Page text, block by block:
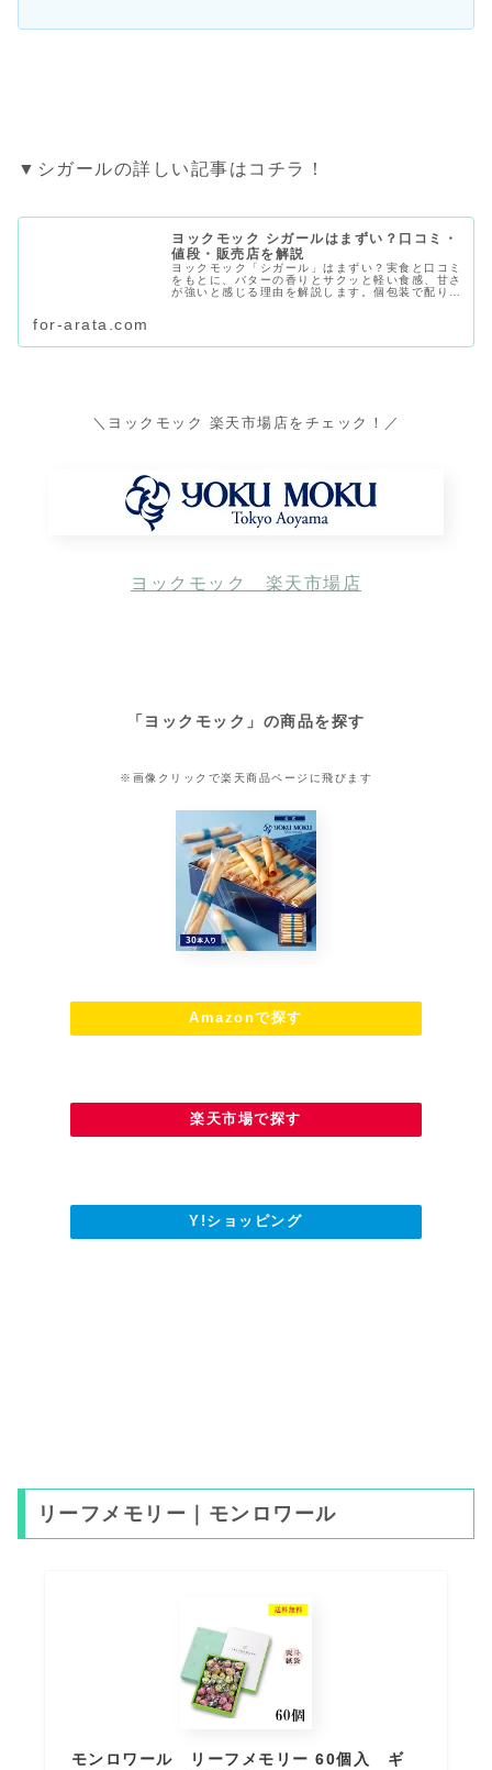
▼シガールの詳しい記事はコチラ！
ヨックモック シガールはまずい？口コミ・
値段・販売店を解説
ヨックモック「シガール」はまずい？実食と口コミ
をもとに、バターの香りとサクッと軽い食感、甘さ
が強いと感じる理由を解説します。個包装で配りや
for-arata.com
＼ヨックモック 楽天市場店をチェック！／
ヨックモック 楽天市場店
「ヨックモック」の商品を探す
※画像クリックで楽天商品ページに飛びます
Amazonで探す
楽天市場で探す
Y!ショッピング
リーフメモリー｜モンロワール
モンロワール リーフメモリー 60個入 ギ